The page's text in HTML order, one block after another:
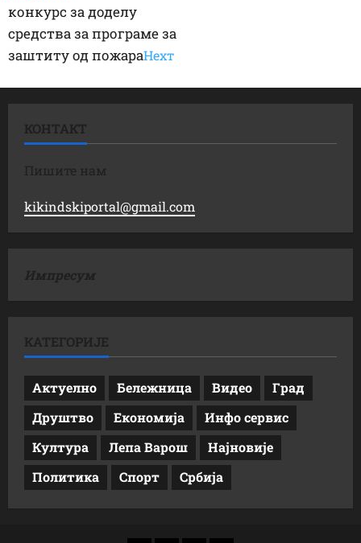
конкурс за доделу
средства за програме за
заштиту од пожараНеxт
КОНТАКТ
Пишите нам
kikindskiportal@gmail.com
Импресум
КАТЕГОРИЈЕ
Актуелно Бележница Видео
Град
Друштво
Економија
Инфо сервис
Култура
Лепа Варош
Најновије
Политика
Спорт Србија